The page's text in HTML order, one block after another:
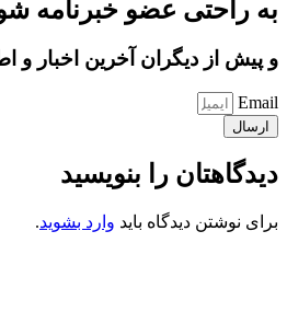
به راحتی عضو خبرنامه
و پیش از دیگران آخرین اخبار و
Email
ارسال
دیدگاهتان را بنویسید
برای نوشتن دیدگاه باید وارد بشوید.